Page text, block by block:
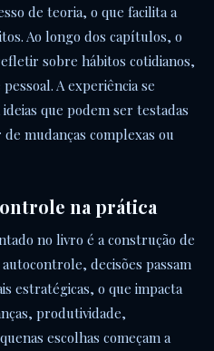
de teoria, o que facilita a
Ao longo dos capítulos, o
sobre hábitos cotidianos,
A experiência se
que podem ser testadas
mudanças complexas ou
na prática
no livro é a construção de
decisões passam
estratégicas, o que impacta
produtividade,
escolhas começam a